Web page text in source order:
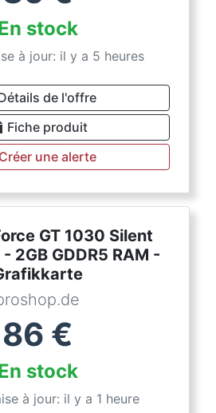
stock
à jour: il y a 5 heures
de l'offre
Fiche produit
Créer une alerte
GT 1030 Silent
2GB GDDR5 RAM -
86 €
stock
à jour: il y a 1 heure